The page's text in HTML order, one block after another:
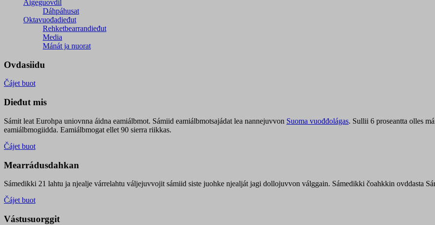
Áigeguovdil
Dáhpáhusat
Oktavuođadieđut
Rehketbearrandieđut
Media
Mánát ja nuorat
Ovdasiidu
Čájet buot
Dieđut mis
Sámit leat Eurohpa uniovnna áidna eamiálbmot. Sámiid eamiálbmotsajádat lea nannejuvvon Suoma vuođđolágas. Sullii 6 proseantta olles
eamiálbmogiidda. Eamiálbmogat ellet 90 sierra riikkas.
Čájet buot
Mearrádusdahkan
Sámedikki 21 lahtu ja njealje várrelahtu váljejuvvojit sámiid siste juohke njealját jagi dollojuvvon válggain. Sámedikki čoahkkin ovddasta
Čájet buot
Vástusuorggit